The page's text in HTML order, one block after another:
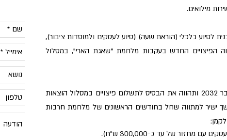
מילואים.
חוק התוכנית לסיוע כלכלי (הוראת שעה) (סיוע לעסקים ולמוסדות ציבור),
את מתווה הפיצויים החדש בעקבות מלחמת “שאגת הארי”, במסלול
הוראת השעה תהא בתוקף עד 31 בדצמבר 2032 ותהווה את הבסיס לתשלום פיצויים במסלול הוצאות
ישיר למתווה שחל בחודשים הראשונים של מלחמת חרבות
עם מחזור של עד כ-300,000 ש"ח).